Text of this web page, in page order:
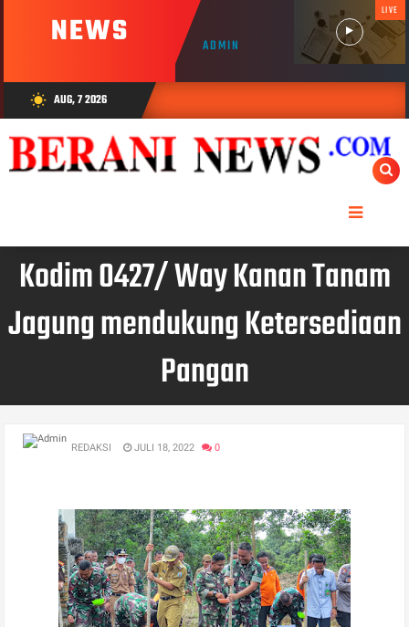
NEWS ADMIN
LIVE
wb_sunny AUG, 7 2026
Kodim 0427/ Way Kanan Tanam
Jagung mendukung Ketersediaan
Pangan
REDAKSI JULI 18, 2022 0